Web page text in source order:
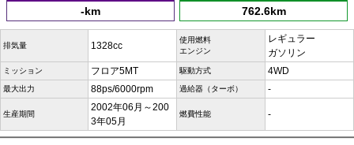
-km 762.6km
排気量 1328cc
使用燃料
エンジン
レギュラー
ガソリン
ミッション フロア5MT 駆動方式 4WD
最大出力 88ps/6000rpm 過給器（ターボ） -
生産期間
2002年06月～200
3年05月
燃費性能 -